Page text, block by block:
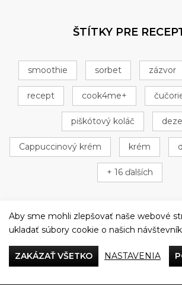
ŠTÍTKY PRE
smoothie sorbet zázvor
recept cook4me+
piškótový koláč
Cappuccinový krém krém
+ 16 ďalších
Večeriame
Aby sme mohli zlepšovať naše webové
ukladať súbory cookie o našich
ZAKÁZAŤ VŠETKO NASTAVENIA